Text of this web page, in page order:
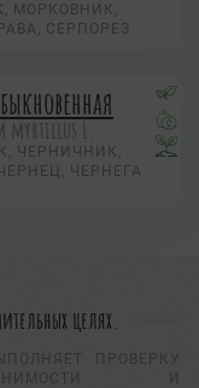
МОРКОВНИК,
СЕРПОРЕЗ
myrtillus L.
ЧЕРНИЧНИК,
ЧЕРНЕГА
целях.
ПРОВЕРКУ
И